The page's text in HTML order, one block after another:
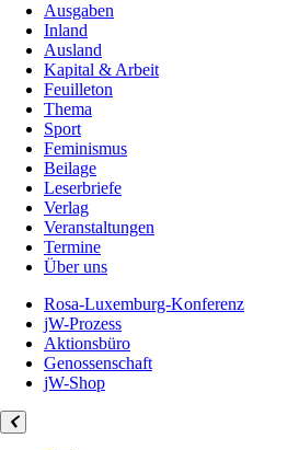
Ausgaben
Inland
Ausland
Kapital & Arbeit
Feuilleton
Thema
Sport
Feminismus
Beilage
Leserbriefe
Verlag
Veranstaltungen
Termine
Über uns
Rosa-Luxemburg-Konferenz
jW-Prozess
Aktionsbüro
Genossenschaft
jW-Shop